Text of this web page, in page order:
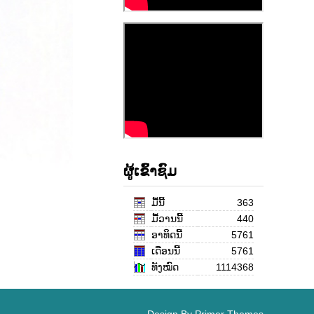
ຜູ້ເຂົ້າຊົມ
ມື້ນີ້
363
ມື້ວານນີ້
440
ອາທິດນີ້
5761
ເດືອນ​ນີ້
5761
ທັງໝົດ
1114368